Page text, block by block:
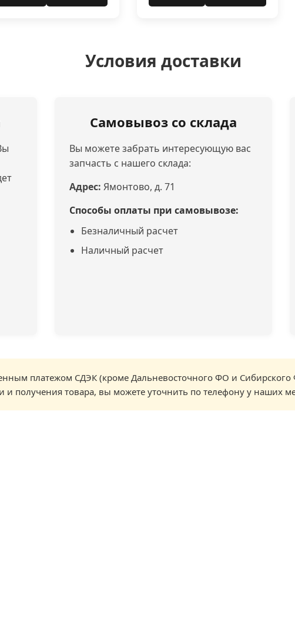
Условия доставки
Самовывоз со склада
Вы можете забрать интересующую вас
запчасть с нашего склада:
Адрес: Ямонтово, д. 71
Способы оплаты при самовывозе:
Безналичный расчет
Наличный расчет
платежом СДЭК (кроме Дальневосточного ФО и
получения товара, вы можете уточнить по телефону у наших